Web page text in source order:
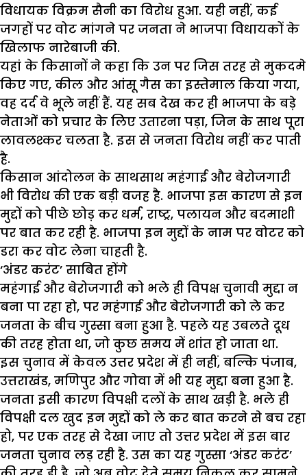
विधायक विक्रम सैनी का विरोध हुआ. यही नहीं, कई
जगहों पर वोट मांगने पर जनता ने भाजपा विधायकों के
खिलाफ नारेबाजी की.
यहां के किसानों ने कहा कि उन पर जिस तरह से मुकदमे
किए गए, कील और आंसू गैस का इस्तेमाल किया गया,
वह दर्द वे भूले नहीं हैं. यह सब देख कर ही भाजपा के बड़े
नेताओं को प्रचार के लिए उतारना पड़ा, जिन के साथ पूरा
लावलश्कर चलता है. इस से जनता विरोध नहीं कर पाती
है.
किसान आंदोलन के साथसाथ महंगाई और बेरोजगारी
भी विरोध की एक बड़ी वजह है. भाजपा इस कारण से इन
मुद्दों को पीछे छोड़ कर धर्म, राष्ट्र, पलायन और बदमाशी
पर बात कर रही है. भाजपा इन मुद्दों के नाम पर वोटर को
डरा कर वोट लेना चाहती है.
‘अंडर करंट’ साबित होंगे
महंगाई और बेरोजगारी को भले ही विपक्ष चुनावी मुद्दा न
बना पा रहा हो, पर महंगाई और बेरोजगारी को ले कर
जनता के बीच गुस्सा बना हुआ है. पहले यह उबलते दूध
की तरह होता था, जो कुछ समय में शांत हो जाता था.
इस चुनाव में केवल उत्तर प्रदेश में ही नहीं, बल्कि पंजाब,
उत्तराखंड, मणिपुर और गोवा में भी यह मुद्दा बना हुआ है.
जनता इसी कारण विपक्षी दलों के साथ खड़ी है. भले ही
विपक्षी दल खुद इन मुद्दों को ले कर बात करने से बच रहा
हो, पर एक तरह से देखा जाए तो उत्तर प्रदेश में इस बार
जनता चुनाव लड़ रही है. उस का यह गुस्सा ‘अंडर करंट’